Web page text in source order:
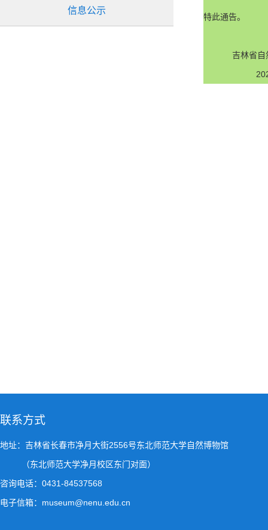
信息公示
特此通告。
吉林省自然
2023年
联系方式
地址：吉林省长春市净月大街2556号东北师范大学自然博物馆
（东北师范大学净月校区东门对面）
咨询电话：0431-84537568
电子信箱：museum@nenu.edu.cn